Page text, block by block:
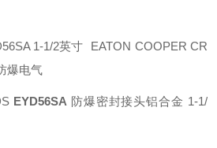
EATON COOPER CR
爆电气
EYD56SA 防爆密封接头铝合金 1-1/